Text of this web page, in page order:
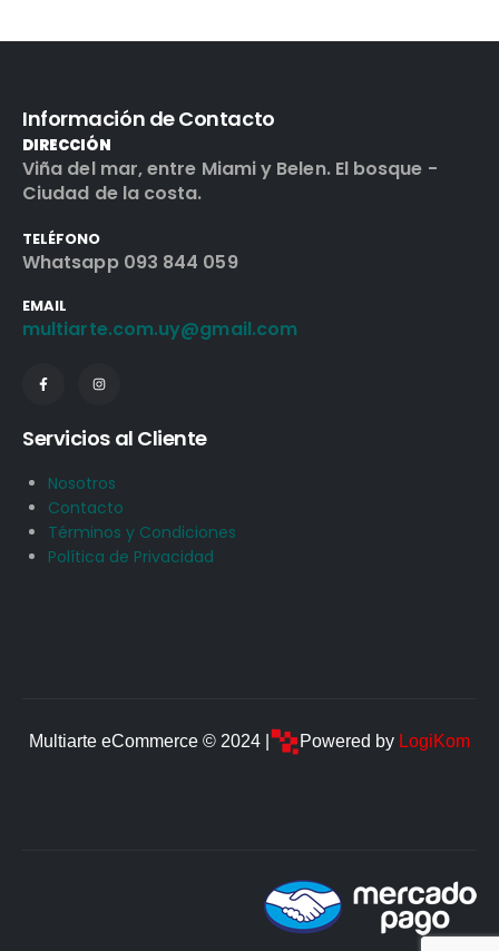
Información de Contacto
DIRECCIÓN
Viña del mar, entre Miami y Belen. El bosque -
Ciudad de la costa.
TELÉFONO
Whatsapp 093 844 059
EMAIL
multiarte.com.uy@gmail.com
Servicios al Cliente
Nosotros
Contacto
Términos y Condiciones
Política de Privacidad
Multiarte eCommerce © 2024 | Powered by LogiKom